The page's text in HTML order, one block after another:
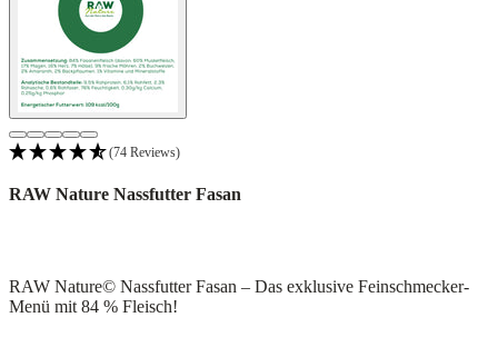
(74 Reviews)
RAW Nature Nassfutter Fasan
RAW Nature© Nassfutter Fasan – Das exklusive Feinschmecker-
Menü mit 84 % Fleisch!